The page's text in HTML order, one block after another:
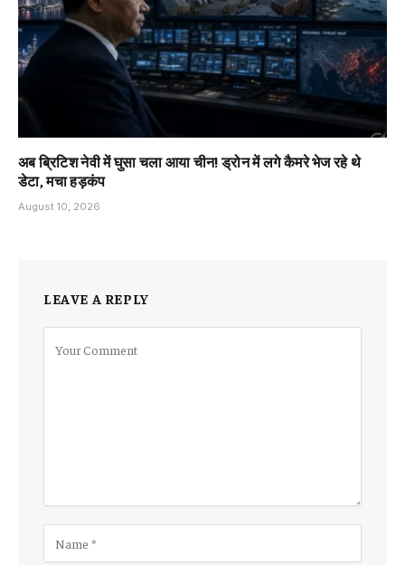
अब ब्रिटिश नेवी में घुसा चला आया चीन! ड्रोन में लगे कैमरे भेज रहे थे
डेटा, मचा हड़कंप
August 10, 2026
LEAVE A REPLY